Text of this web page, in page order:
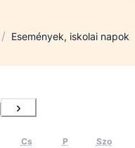
/ Események, iskolai napok
›
Cs P Szo